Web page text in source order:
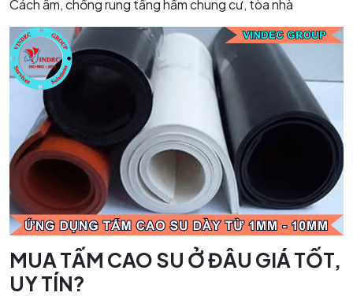
Cách âm, chống rung tầng hầm chung cư, tòa nhà
MUA TẤM CAO SU Ở ĐÂU GIÁ TỐT,
UY TÍN?